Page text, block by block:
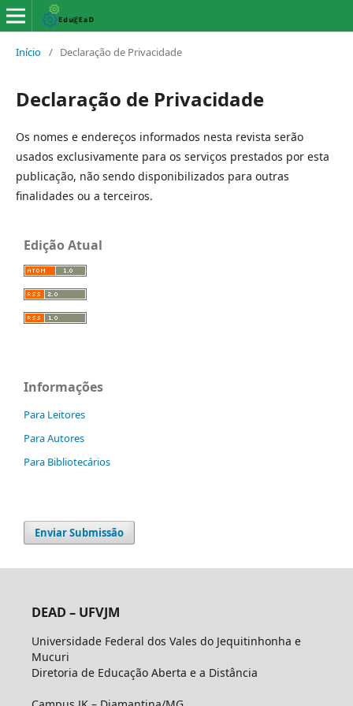
Início / Declaração de Privacidade
Declaração de Privacidade
Os nomes e endereços informados nesta revista serão
usados exclusivamente para os serviços prestados por esta
publicação, não sendo disponibilizados para outras
finalidades ou a terceiros.
Edição Atual
Informações
Para Leitores
Para Autores
Para Bibliotecários
Enviar Submissão
DEAD – UFVJM
Universidade Federal dos Vales do Jequitinhonha e
Mucuri
Diretoria de Educação Aberta e a Distância